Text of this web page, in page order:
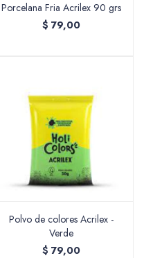
Porcelana Fria Acrilex 90 grs
$ 79,00
Polvo de colores Acrilex -
Verde
$ 79,00